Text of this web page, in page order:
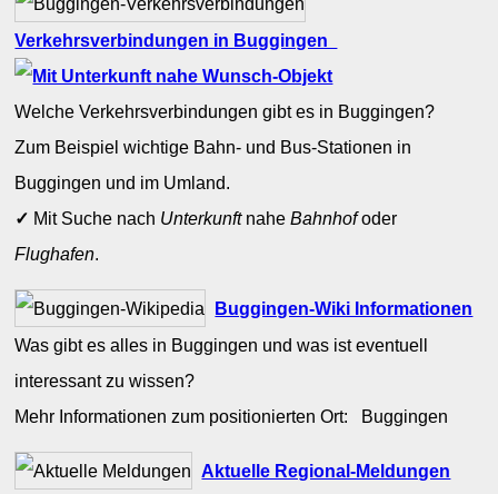
Verkehrsverbindungen in Buggingen
Welche Verkehrsverbindungen gibt es in Buggingen?
Zum Beispiel wichtige Bahn- und Bus-Stationen in
Buggingen und im Umland.
✓ Mit Suche nach UnterkunftnaheBahnhofoder
Flughafen.
Buggingen-Wiki Informationen
Was gibt es alles in Buggingen und was ist eventuell
interessant zu wissen?
Mehr Informationen zum positionierten Ort: Buggingen
Aktuelle Regional-Meldungen